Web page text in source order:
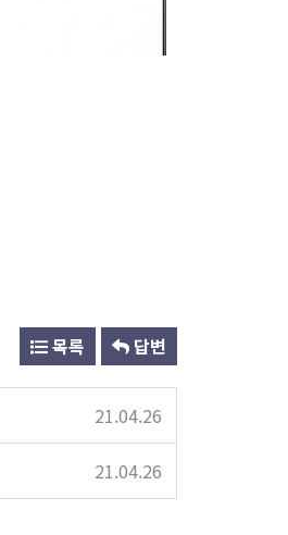
목록 답변
21.04.26
21.04.26